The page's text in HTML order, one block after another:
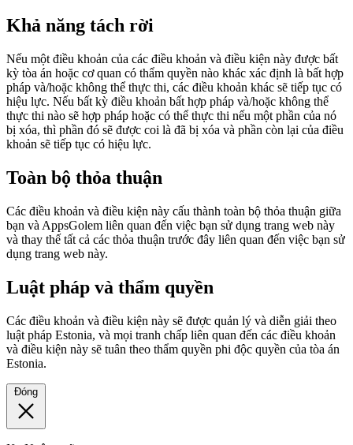
Khả năng tách rời
Nếu một điều khoản của các điều khoản và điều kiện này được bất
kỳ tòa án hoặc cơ quan có thẩm quyền nào khác xác định là bất hợp
pháp và/hoặc không thể thực thi, các điều khoản khác sẽ tiếp tục có
hiệu lực. Nếu bất kỳ điều khoản bất hợp pháp và/hoặc không thể
thực thi nào sẽ hợp pháp hoặc có thể thực thi nếu một phần của nó
bị xóa, thì phần đó sẽ được coi là đã bị xóa và phần còn lại của điều
khoản sẽ tiếp tục có hiệu lực.
Toàn bộ thỏa thuận
Các điều khoản và điều kiện này cấu thành toàn bộ thỏa thuận giữa
bạn và AppsGolem liên quan đến việc bạn sử dụng trang web này
và thay thế tất cả các thỏa thuận trước đây liên quan đến việc bạn sử
dụng trang web này.
Luật pháp và thẩm quyền
Các điều khoản và điều kiện này sẽ được quản lý và diễn giải theo
luật pháp Estonia, và mọi tranh chấp liên quan đến các điều khoản
và điều kiện này sẽ tuân theo thẩm quyền phi độc quyền của tòa án
Estonia.
Đóng